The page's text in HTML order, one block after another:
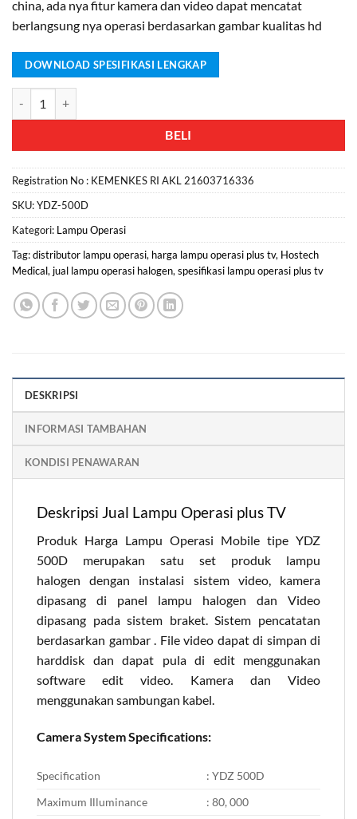
china, ada nya fitur kamera dan video dapat mencatat
berlangsung nya operasi berdasarkan gambar kualitas hd
DOWNLOAD SPESIFIKASI LENGKAP
BELI
Registration No : KEMENKES RI AKL 21603716336
SKU:YDZ-500D
Kategori: Lampu Operasi
Tag:distributor lampu operasi, harga lampu operasi plus tv, Hostech
Medical, jual lampu operasi halogen, spesifikasi lampu operasi plus tv
DESKRIPSI
INFORMASI TAMBAHAN
KONDISI PENAWARAN
Deskripsi Jual Lampu Operasi plus TV
Produk Harga Lampu Operasi Mobile tipe YDZ
500D merupakan satu set produk lampu
halogen dengan instalasi sistem video, kamera
dipasang di panel lampu halogen dan Video
dipasang pada sistem braket. Sistem pencatatan
berdasarkan gambar . File video dapat di simpan di
harddisk dan dapat pula di edit menggunakan
software edit video. Kamera dan Video
menggunakan sambungan kabel.
Camera System Specifications:
Specification
: YDZ 500D
Maximum Illuminance
: 80, 000